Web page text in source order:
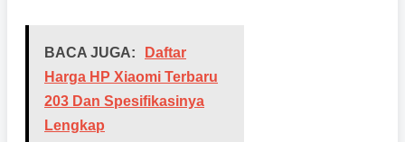
BACA JUGA:
Daftar
Harga HP Xiaomi Terbaru
203 Dan Spesifikasinya
Lengkap